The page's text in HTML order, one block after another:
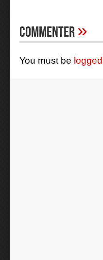
Commenter»
You must be